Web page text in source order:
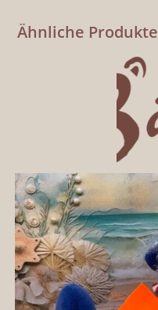
Ähnliche Produkte